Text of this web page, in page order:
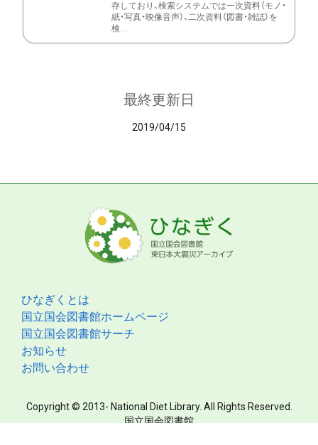
存しており、検索システムでは一次資料（モノ・
紙・写真・映像音声）、二次資料（図書・雑誌）を
検...
最終更新日
2019/04/15
ひなぎくとは
国立国会図書館ホームページ
国立国会図書館サーチ
お知らせ
お問い合わせ
Copyright © 2013- National Diet Library. All Rights Reserved.